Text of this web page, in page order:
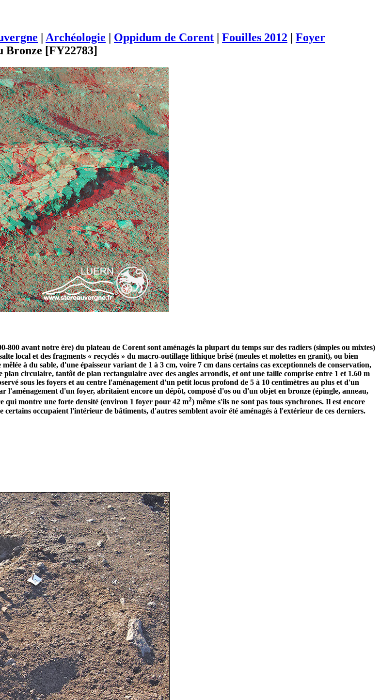
| Archéologie | Oppidum de Corent | Fouilles 2012 | Foyer
Bronze [FY22783]
800 avant notre ère) du plateau de Corent sont aménagés la plupart du temps sur des radiers (simples ou mixtes)
local et des fragments « recyclés » du macro-outillage lithique brisé (meules et molettes en granit), ou bien
à du sable, d'une épaisseur variant de 1 à 3 cm, voire 7 cm dans certains cas exceptionnels de conservation,
circulaire, tantôt de plan rectangulaire avec des angles arrondis, et ont une taille comprise entre 1 et 1.60 m
sous les foyers et au centre l'aménagement d'un petit locus profond de 5 à 10 centimètres au plus et d'un
l'aménagement d'un foyer, abritaient encore un dépôt, composé d'os ou d'un objet en bronze (épingle, anneau,
qui montre une forte densité (environ 1 foyer pour 42 m2) même s'ils ne sont pas tous synchrones. Il est encore
occupaient l'intérieur de bâtiments, d'autres semblent avoir été aménagés à l'extérieur de ces derniers.